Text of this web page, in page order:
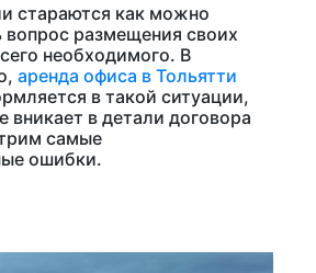
стараются как можно
размещения своих
необходимого. В
аренда офиса в Тольятти
в такой ситуации,
вникает в детали договора
самые
ошибки.